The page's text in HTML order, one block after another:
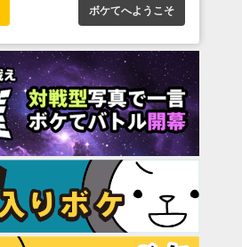
ボケてへようこそ